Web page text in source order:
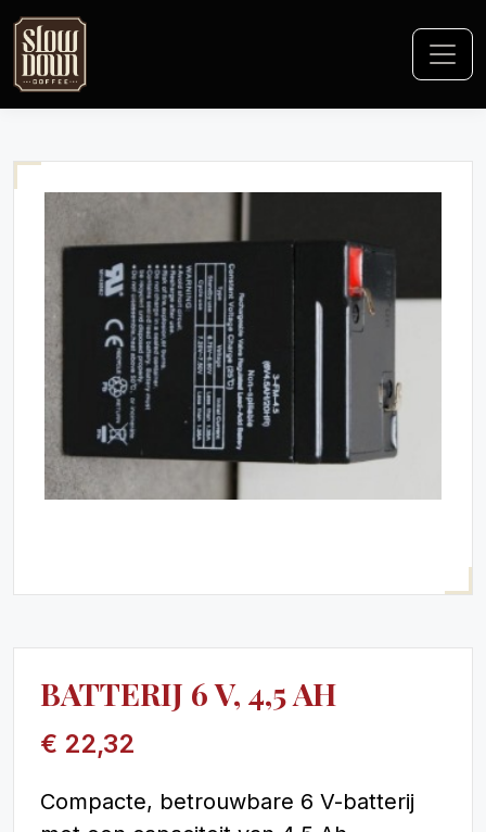
BATTERIJ 6 V, 4,5 AH
€ 22,32
Compacte, betrouwbare 6 V-batterij